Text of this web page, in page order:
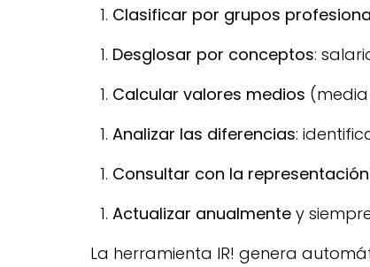
Clasificar por grupos
Desglosar por conceptos:
Calcular valores medios
Analizar las diferencias:
Consultar con la
Actualizar anualmente y
La herramienta IR! genera